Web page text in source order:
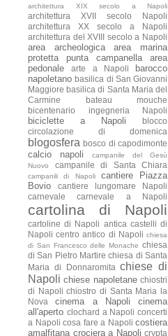
architettura XIX secolo a Napoli
architettura XVII secolo Napoli
architettura XX secolo a Napoli
architettura del XVIII secolo a Napoli
area archeologica
area marina
protetta punta campanella
area
pedonale
arte a Napoli
barocco
napoletano basilica di San Giovanni
Maggiore basilica di Santa Maria del
Carmine
bateau mouche
bicentenario ingegneria Napoli
biciclette a Napoli
blocco
circolazione di domenica
blogosfera bosco di capodimonte
calcio napoli
campanile del Gesù
Nuovo
campanile di Santa Chiara
campanili di Napoli
cantiere Piazza
Bovio
cantiere lungomare Napoli
carnevale
carnevale a Napoli
cartolina di Napoli
cartoline di Napoli antica castelli di
Napoli centro antico di Napoli chiesa
di San Francesco delle Monache chiesa
di San Pietro Martire chiesa di Santa
Maria di Donnaromita chiese di
Napoli chiese napoletane chiostri
di Napoli chiostro di Santa Maria la
Nova
cinema a Napoli
cinema
all'aperto clochard a Napoli concerti
a Napoli cosa fare a Napoli costiera
amalfitana crociera a Napoli crypta